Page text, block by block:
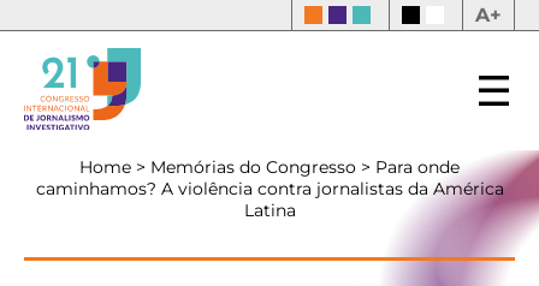
A+
Home > Memórias do Congresso > Para onde
caminhamos? A violência contra jornalistas da América
Latina